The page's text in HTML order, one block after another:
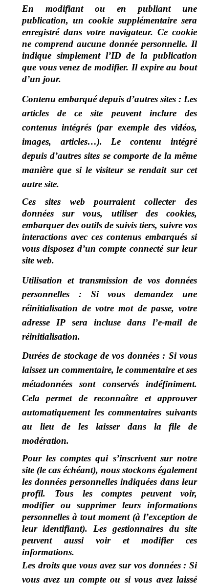
En modifiant ou en publiant une
publication, un cookie supplémentaire sera
enregistré dans votre navigateur. Ce cookie
ne comprend aucune donnée personnelle. Il
indique simplement l’ID de la publication
que vous venez de modifier. Il expire au bout
d’un jour.
Contenu embarqué depuis d’autres sites : Les
articles de ce site peuvent inclure des
contenus intégrés (par exemple des vidéos,
images, articles…). Le contenu intégré
depuis d’autres sites se comporte de la même
manière que si le visiteur se rendait sur cet
autre site.
Ces sites web pourraient collecter des
données sur vous, utiliser des cookies,
embarquer des outils de suivis tiers, suivre vos
interactions avec ces contenus embarqués si
vous disposez d’un compte connecté sur leur
site web.
Utilisation et transmission de vos données
personnelles : Si vous demandez une
réinitialisation de votre mot de passe, votre
adresse IP sera incluse dans l’e-mail de
réinitialisation.
Durées de stockage de vos données : Si vous
laissez un commentaire, le commentaire et ses
métadonnées sont conservés indéfiniment.
Cela permet de reconnaître et approuver
automatiquement les commentaires suivants
au lieu de les laisser dans la file de
modération.
Pour les comptes qui s’inscrivent sur notre
site (le cas échéant), nous stockons également
les données personnelles indiquées dans leur
profil. Tous les comptes peuvent voir,
modifier ou supprimer leurs informations
personnelles à tout moment (à l’exception de
leur identifiant). Les gestionnaires du site
peuvent aussi voir et modifier ces
informations.
Les droits que vous avez sur vos données :Si
vous avez un compte ou si vous avez laissé